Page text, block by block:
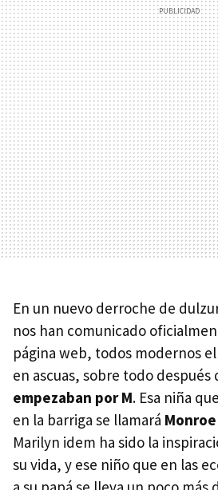
En un nuevo derroche de
nos han comunicado
página web, todos modernos
en ascuas, sobre todo
empezaban por M. Esa niña
en la barriga se llamará
Marilyn idem ha sido la
su vida, y ese niño que en las